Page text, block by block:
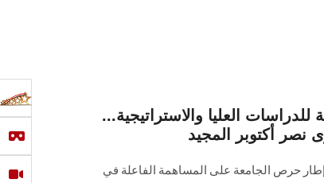
للدراسات العليا والاستراتيجية...
أكتوبر المجيد
حرص الجامعة ‏على المساهمة الفاعلة في